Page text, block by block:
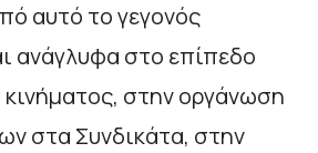
αυτό το γεγονός
ανάγλυφα στο επίπεδο
στην οργάνωση
στα Συνδικάτα, στην